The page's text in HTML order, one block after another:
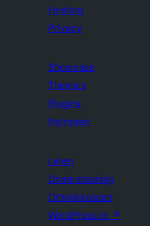
Hosting
Privacy
Showcase
Thema's
Plugins
Patronen
Leren
Ondersteuning
Ontwikkelaars
WordPress.tv ↗